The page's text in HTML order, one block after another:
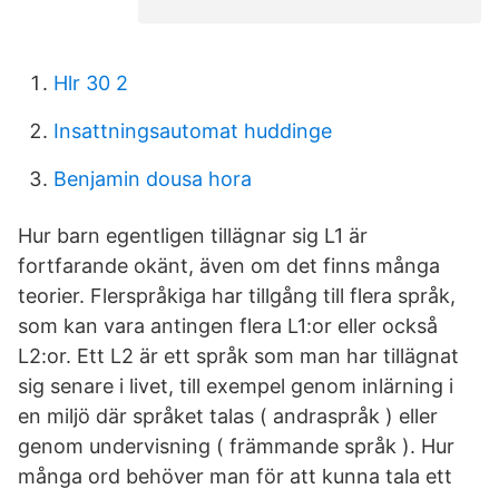
Hlr 30 2
Insattningsautomat huddinge
Benjamin dousa hora
Hur barn egentligen tillägnar sig L1 är
fortfarande okänt, även om det finns många
teorier. Flerspråkiga har tillgång till flera språk,
som kan vara antingen flera L1:or eller också
L2:or. Ett L2 är ett språk som man har tillägnat
sig senare i livet, till exempel genom inlärning i
en miljö där språket talas ( andraspråk ) eller
genom undervisning ( främmande språk ). Hur
många ord behöver man för att kunna tala ett